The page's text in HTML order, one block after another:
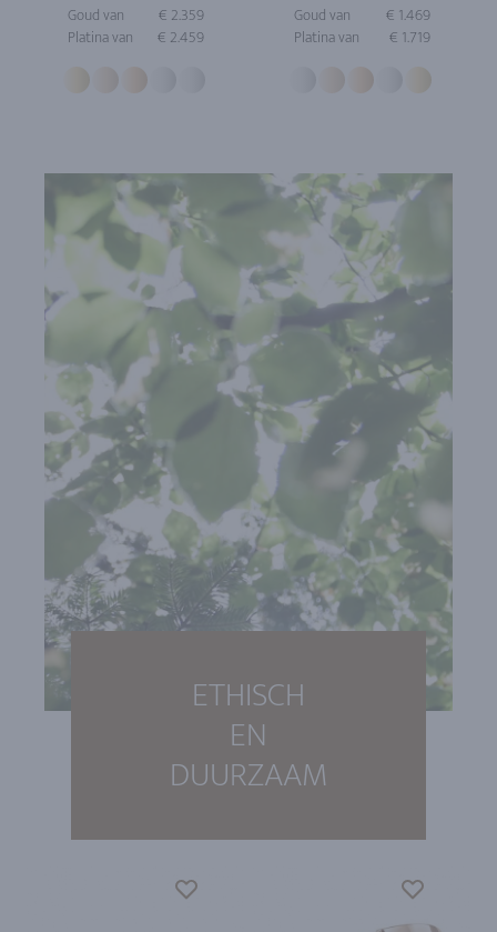
Goud van
€ 2.359
Platina van
€ 2.459
Goud van
€ 1.469
Platina van
€ 1.719
ETHISCH
EN
DUURZAAM